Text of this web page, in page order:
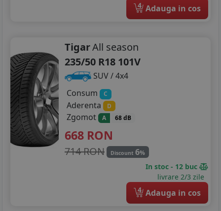
4 Adauga in cos
TigarAll season
235/50 R18 101V
SUV / 4x4
Consum
C
Aderenta D
Zgomot A 68 dB
668 RON
714 RON Discount 6%
In stoc - 12 buc
livrare 2/3 zile
4 Adauga in cos